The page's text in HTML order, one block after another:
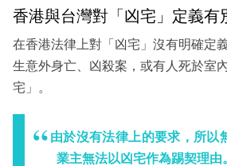
香港與台灣對「凶宅」定義有
在香港法律上對「凶宅」沒有明確定
生意外身亡、凶殺案，或有人死於室
宅」。
由於沒有法律上的要求，所以
業主無法以凶宅作為踢契理由